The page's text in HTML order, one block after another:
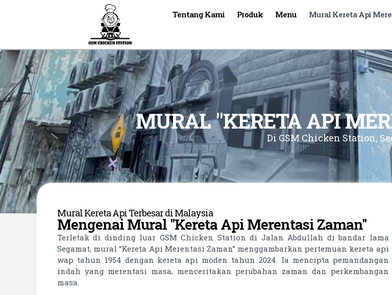
Tentang Kami Produk Menu Mural Kereta Api
MURAL "KERETA API
Di GSM Chicken Station,
Mural Kereta Api Terbesar di Malaysia
Mengenai Mural "Kereta Api Merentasi Zaman"
Terletak di dinding luar GSM Chicken Station di Jalan Abdullah di bandar lama
Segamat, mural “Kereta Api Merentasi Zaman” menggambarkan pertemuan kereta api
wap tahun 1954 dengan kereta api moden tahun 2024. Ia mencipta pemandangan
indah yang merentasi masa, menceritakan perubahan zaman dan perkembangan
masa.